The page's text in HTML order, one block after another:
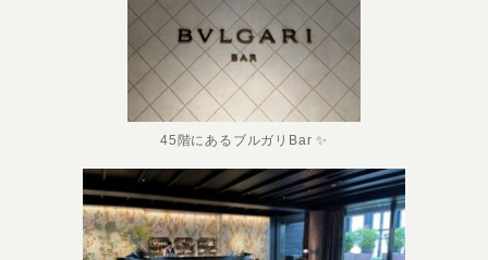
45階にあるブルガリBar ✨